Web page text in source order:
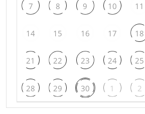
7 8 9 10 11
14 15 16 17 18
21 22 23 24 25
28 29 30 1 2